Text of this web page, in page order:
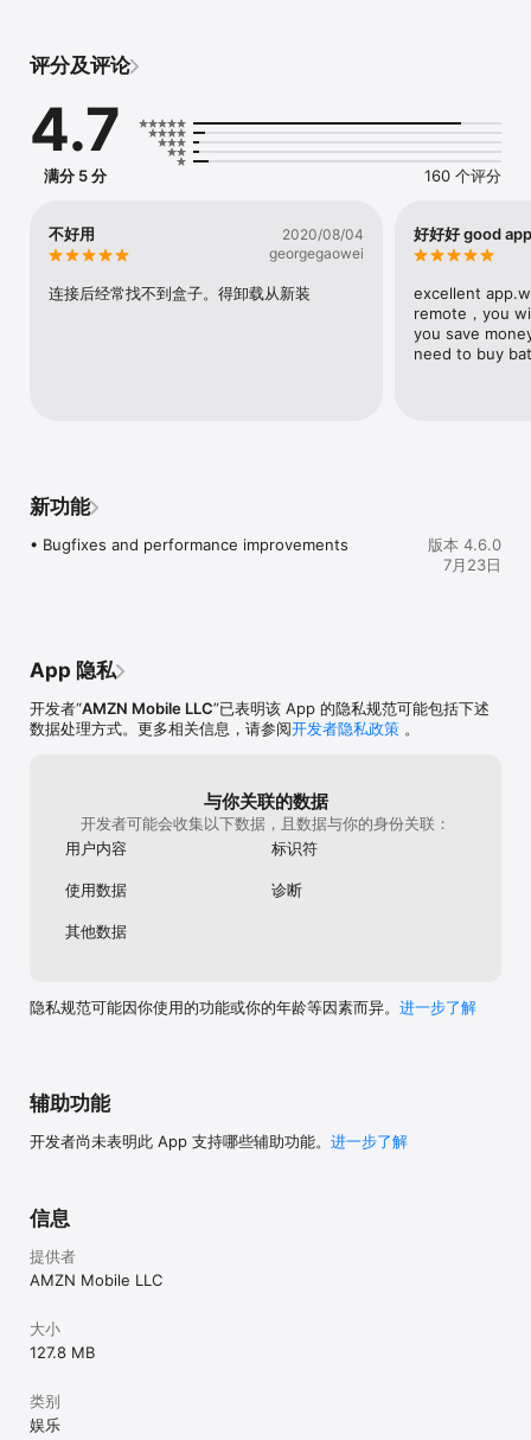
and fine-tune your watchlist in the moment.
Easy control & setup: Launch it all on your big screen with
seamless control. Enjoy fast text entry using your mobile
keyboard. Set up new Fire TV devices quickly and easily.
Compatibility: Requires an Amazon account and connection to
your TV.
By using this app, you agree to Amazon's Conditions of Use
(www.amazon.com/conditionsofuse) and Privacy Notice
评分及评论
4.7
满分 5 分 160 个评分
不好用
2020/08/04
georgegaowei
连接后经常找不到盒子。得卸载从新装
好好好 good app
excellent
remote，you
you save
need to buy
新功能
• Bugfixes and performance improvements
版本 4.6.0
7月23日
App 隐私
开发者“AMZN Mobile LLC”已表明该 App 的隐私规范可能包括下述
数据处理方式。更多相关信息，请参阅开发者隐私政策 。
与你关联的数据
开发者可能会收集以下数据，且数据与你的身份关联：
用户内容
标识符
使用数据 诊断
其他数据
隐私规范可能因你使用的功能或你的年龄等因素而异。 进一步了解
辅助功能
开发者尚未表明此 App 支持哪些辅助功能。 进一步了解
信息
提供者
AMZN Mobile LLC
大小
127.8 MB
类别
娱乐